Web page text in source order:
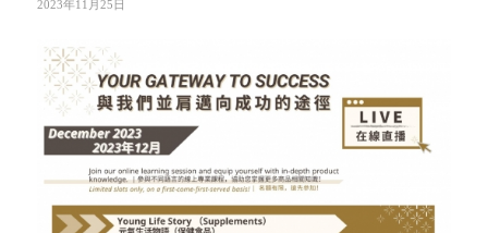
2023年11月25日